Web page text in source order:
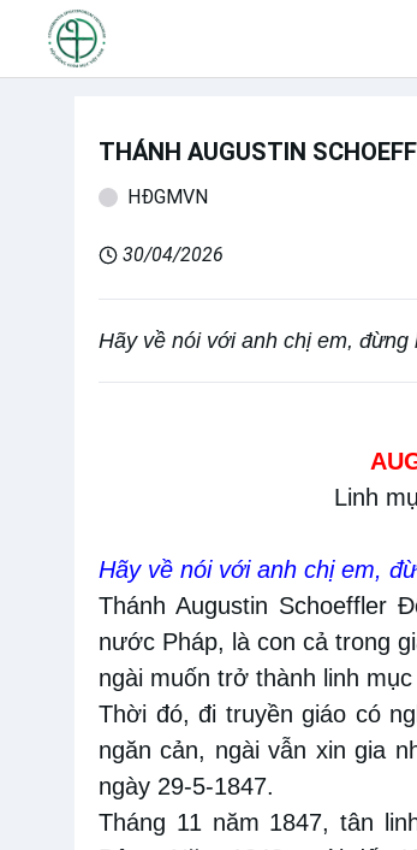
THÁNH AUGUSTIN
HĐGMVN
30/04/2026
Hãy về nói với anh chị em,
Linh
Hãy về nói với anh chị em,
Thánh Augustin Schoeffler
nước Pháp, là con cả trong
ngài muốn trở thành linh
Thời đó, đi truyền giáo có
ngăn cản, ngài vẫn xin gia
ngày 29-5-1847.
Tháng 11 năm 1847, tân